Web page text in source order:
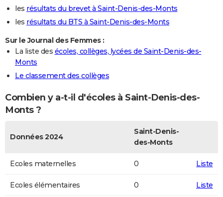
les résultats du brevet à Saint-Denis-des-Monts
les résultats du BTS à Saint-Denis-des-Monts
Sur le Journal des Femmes :
La liste des écoles, collèges, lycées de Saint-Denis-des-
Monts
Le classement des collèges
Combien y a-t-il d'écoles à Saint-Denis-des-
Monts ?
Données 2024
Saint-Denis-
des-Monts
Ecoles maternelles 0 Liste
Ecoles élémentaires 0 Liste